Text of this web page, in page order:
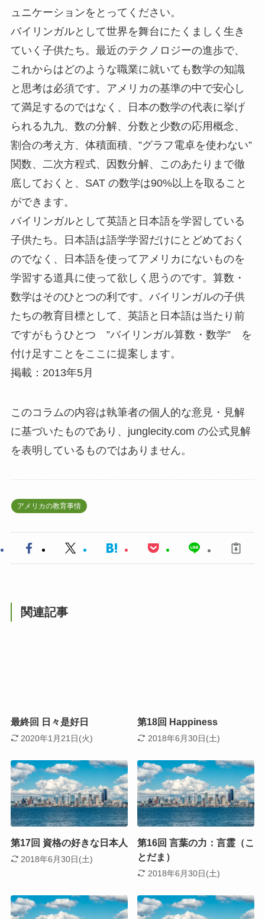
ュニケーションをとってください。
バイリンガルとして世界を舞台にたくましく生き
ていく子供たち。最近のテクノロジーの進歩で、
これからはどのような職業に就いても数学の知識
と思考は必須です。アメリカの基準の中で安心し
て満足するのではなく、日本の数学の代表に挙げ
られる九九、数の分解、分数と少数の応用概念、
割合の考え方、体積面積、”グラフ電卓を使わない”
関数、二次方程式、因数分解、このあたりまで徹
底しておくと、SAT の数学は90%以上を取ること
ができます。
バイリンガルとして英語と日本語を学習している
子供たち。日本語は語学学習だけにとどめておく
のでなく、日本語を使ってアメリカにないものを
学習する道具に使って欲しく思うのです。算数・
数学はそのひとつの利です。バイリンガルの子供
たちの教育目標として、英語と日本語は当たり前
ですがもうひとつ ”バイリンガル算数・数学” を
付け足すことをここに提案します。
掲載：2013年5月
このコラムの内容は執筆者の個人的な意見・見解
に基づいたものであり、junglecity.com の公式見解
を表明しているものではありません。
アメリカの教育事情
関連記事
最終回 日々是好日
2020年1月21日(火)
第18回 Happiness
2018年6月30日(土)
第17回 資格の好きな日本人
2018年6月30日(土)
第16回 言葉の力：言霊（こ
とだま）
2018年6月30日(土)